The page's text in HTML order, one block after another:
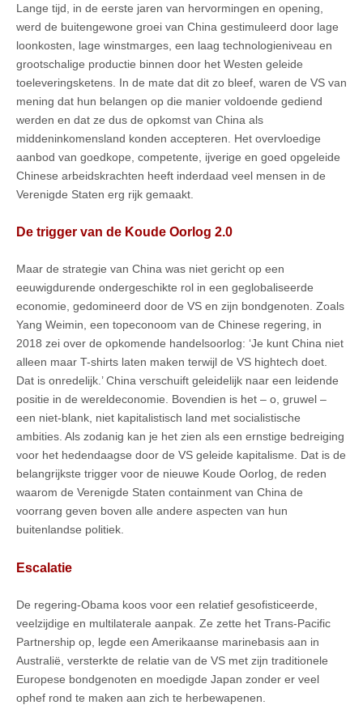
Lange tijd, in de eerste jaren van hervormingen en opening,
werd de buitengewone groei van China gestimuleerd door lage
loonkosten, lage winstmarges, een laag technologieniveau en
grootschalige productie binnen door het Westen geleide
toeleveringsketens. In de mate dat dit zo bleef, waren de VS van
mening dat hun belangen op die manier voldoende gediend
werden en dat ze dus de opkomst van China als
middeninkomensland konden accepteren. Het overvloedige
aanbod van goedkope, competente, ijverige en goed opgeleide
Chinese arbeidskrachten heeft inderdaad veel mensen in de
Verenigde Staten erg rijk gemaakt.
De trigger van de Koude Oorlog 2.0
Maar de strategie van China was niet gericht op een
eeuwigdurende ondergeschikte rol in een geglobaliseerde
economie, gedomineerd door de VS en zijn bondgenoten. Zoals
Yang Weimin, een topeconoom van de Chinese regering, in
2018 zei over de opkomende handelsoorlog: ‘Je kunt China niet
alleen maar T-shirts laten maken terwijl de VS hightech doet.
Dat is onredelijk.’ China verschuift geleidelijk naar een leidende
positie in de wereldeconomie. Bovendien is het – o, gruwel –
een niet-blank, niet kapitalistisch land met socialistische
ambities. Als zodanig kan je het zien als een ernstige bedreiging
voor het hedendaagse door de VS geleide kapitalisme. Dat is de
belangrijkste trigger voor de nieuwe Koude Oorlog, de reden
waarom de Verenigde Staten containment van China de
voorrang geven boven alle andere aspecten van hun
buitenlandse politiek.
Escalatie
De regering-Obama koos voor een relatief gesofisticeerde,
veelzijdige en multilaterale aanpak. Ze zette het Trans-Pacific
Partnership op, legde een Amerikaanse marinebasis aan in
Australië, versterkte de relatie van de VS met zijn traditionele
Europese bondgenoten en moedigde Japan zonder er veel
ophef rond te maken aan zich te herbewapenen.